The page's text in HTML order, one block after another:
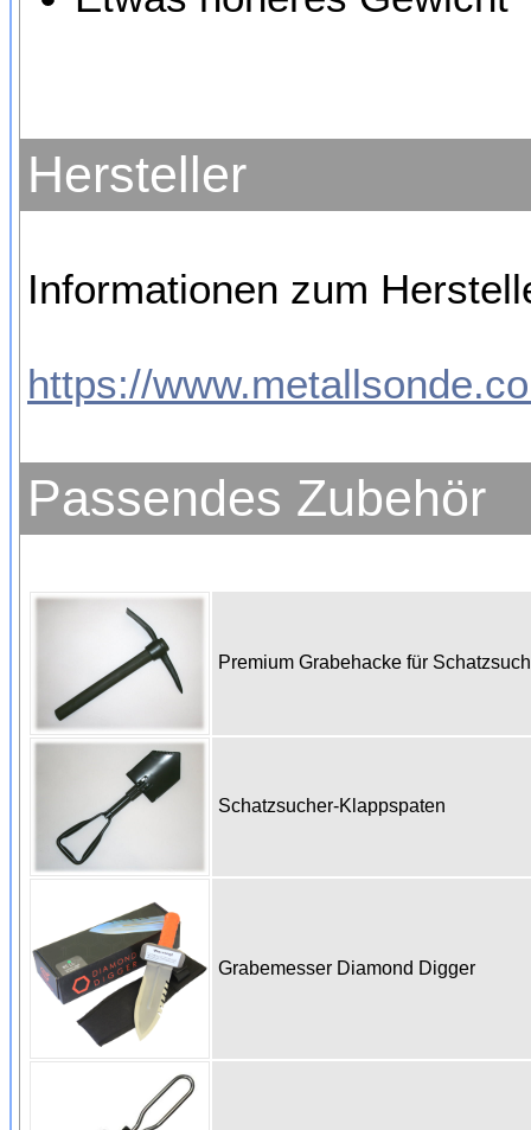
Hersteller
Informationen zum
https://
Passendes Zubehör
Premium Grabehacke für
Schatzsucher-Klappspaten
Grabemesser Diamond Digger